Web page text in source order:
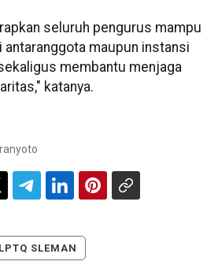
seluruh pengurus mampu
maupun instansi
membantu menjaga
katanya.
LPTQ SLEMAN